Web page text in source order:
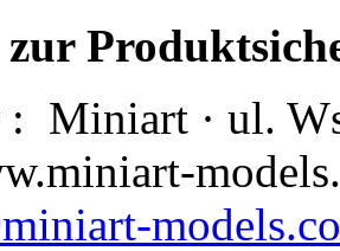
: Miniart · ul.